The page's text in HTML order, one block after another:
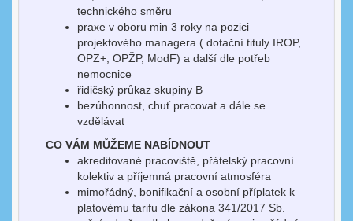
technického směru
praxe v oboru min 3 roky na pozici
projektového managera ( dotační tituly IROP,
OPZ+, OPŽP, ModF) a další dle potřeb
nemocnice
řidičský průkaz skupiny B
bezúhonnost, chuť pracovat a dále se
vzdělávat
CO VÁM MŮŽEME NABÍDNOUT
akreditované pracoviště, přátelský pracovní
kolektiv a příjemná pracovní atmosféra
mimořádný, bonifikační a osobní příplatek k
platovému tarifu dle zákona 341/2017 Sb.